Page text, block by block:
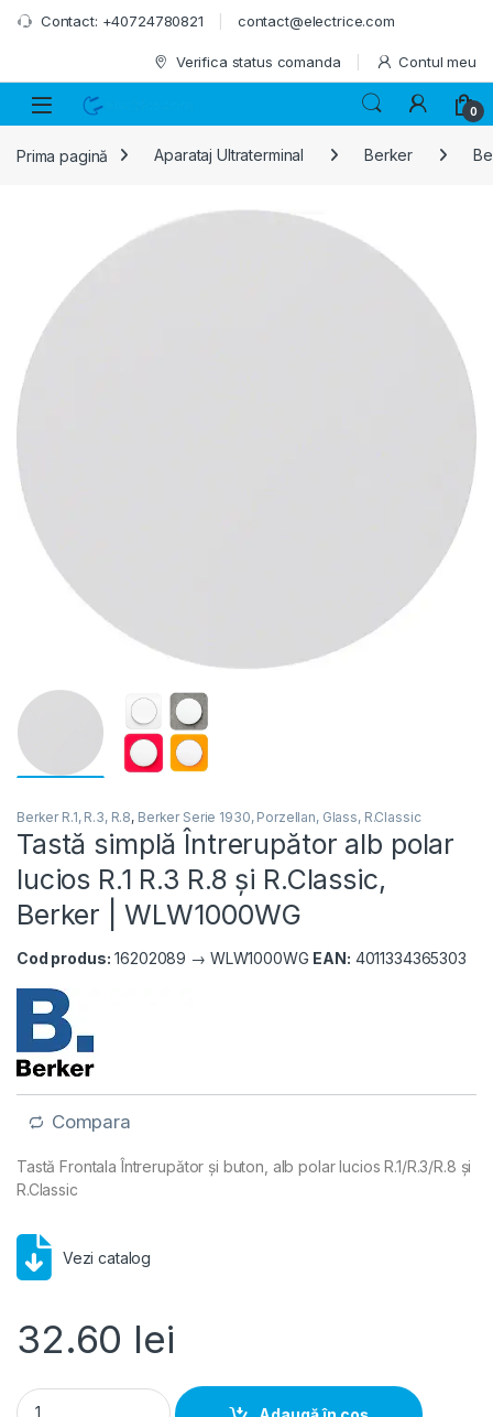
Skip to navigation
Skip to content
Contact: +40724780821 contact@electrice.com
Verifica status comanda Contul meu
0
Prima pagină Aparataj Ultraterminal Berker
Berker R.1, R.3, R.8, Berker Serie 1930, Porzellan, Glass, R.Classic
Tastă simplă Întrerupător alb polar
lucios R.1 R.3 R.8 și R.Classic,
Berker | WLW1000WG
Cod produs: 16202089 → WLW1000WG EAN: 4011334365303
Compara
Tastă Frontala Întrerupător și buton, alb polar lucios R.1/R.3/R.8 și
R.Classic
Vezi catalog
32.60 lei
Tastă simplă Întrerupător alb polar lucios R.1 R.3 R.8 și